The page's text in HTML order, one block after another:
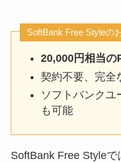
SoftBank Free Styleの
20,000円相当の
契約不要、完全
ソフトバンクユ
も可能
SoftBank Free Styleで